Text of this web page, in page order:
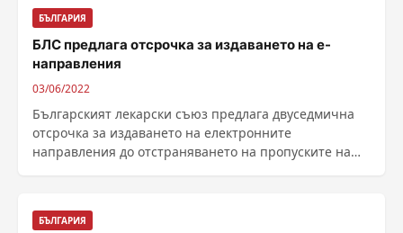
БЪЛГАРИЯ
БЛС предлага отсрочка за издаването на е-
направления
03/06/2022
Българският лекарски съюз предлага двуседмична
отсрочка за издаването на електронните
направления до отстраняването на пропуските на
БЪЛГАРИЯ